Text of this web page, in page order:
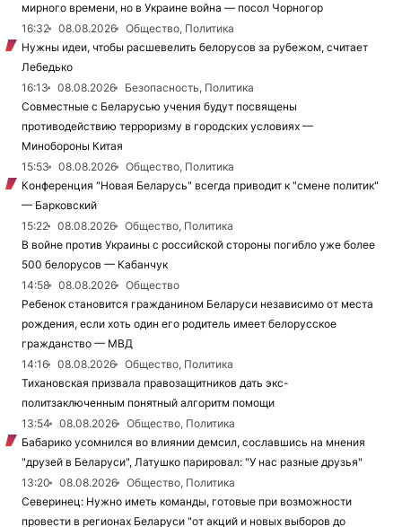
мирного времени, но в Украине война — посол Чорногор
16:32
08.08.2026
Общество, Политика
Нужны идеи, чтобы расшевелить белорусов за рубежом, считает
Лебедько
16:13
08.08.2026
Безопасность, Политика
Совместные с Беларусью учения будут посвящены
противодействию терроризму в городских условиях —
Минобороны Китая
15:53
08.08.2026
Общество, Политика
Конференция "Новая Беларусь" всегда приводит к "смене политик"
— Барковский
15:22
08.08.2026
Общество, Политика
В войне против Украины с российской стороны погибло уже более
500 белорусов — Кабанчук
14:58
08.08.2026
Общество
Ребенок становится гражданином Беларуси независимо от места
рождения, если хоть один его родитель имеет белорусское
гражданство — МВД
14:16
08.08.2026
Общество, Политика
Тихановская призвала правозащитников дать экс-
политзаключенным понятный алгоритм помощи
13:54
08.08.2026
Общество, Политика
Бабарико усомнился во влиянии демсил, сославшись на мнения
"друзей в Беларуси", Латушко парировал: "У нас разные друзья"
13:20
08.08.2026
Общество, Политика
Северинец: Нужно иметь команды, готовые при возможности
провести в регионах Беларуси "от акций и новых выборов до